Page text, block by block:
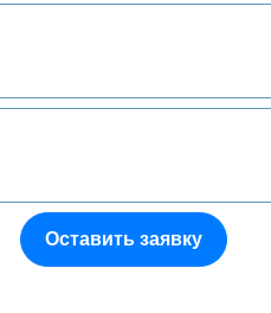
Оставить заявку